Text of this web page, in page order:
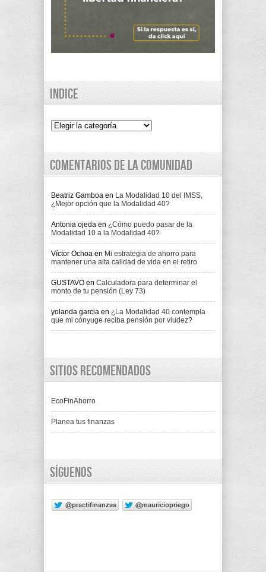
Indice
Indice
Comentarios de la comunidad
Beatriz Gamboa en La Modalidad 10 del IMSS,
¿Mejor opción que la Modalidad 40?
Antonia ojeda en ¿Cómo puedo pasar de la
Modalidad 10 a la Modalidad 40?
Víctor Ochoa en Mi estrategia de ahorro para
mantener una alta calidad de vida en el retiro
GUSTAVO en Calculadora para determinar el
monto de tu pensión (Ley 73)
yolanda garcia en ¿La Modalidad 40 contempla
que mi cónyuge reciba pensión por viudez?
Sitios recomendados
EcoFinAhorro
Planea tus finanzas
Síguenos